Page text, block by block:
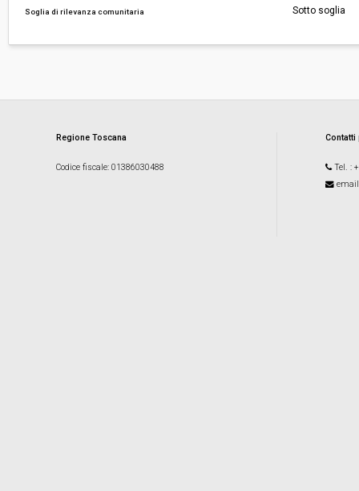
Soglia di rilevanza comunitaria Sotto soglia
Regione Toscana
Codice fiscale: 01386030488 Tel. :
email